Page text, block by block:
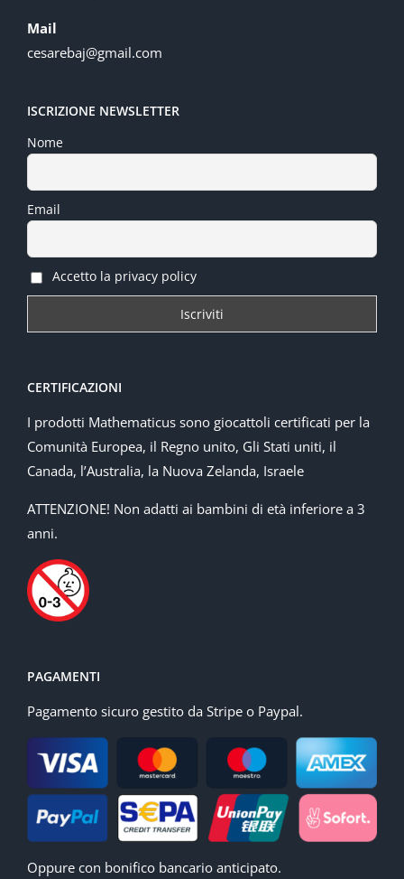
Mail
cesarebaj@gmail.com
ISCRIZIONE NEWSLETTER
Nome
Email
Accetto la privacy policy
CERTIFICAZIONI
I prodotti Mathematicus sono giocattoli certificati per la
Comunità Europea, il Regno unito, Gli Stati uniti, il
Canada, l’Australia, la Nuova Zelanda, Israele
ATTENZIONE! Non adatti ai bambini di età inferiore a 3
anni.
PAGAMENTI
Pagamento sicuro gestito da Stripe o Paypal.
Oppure con bonifico bancario anticipato.